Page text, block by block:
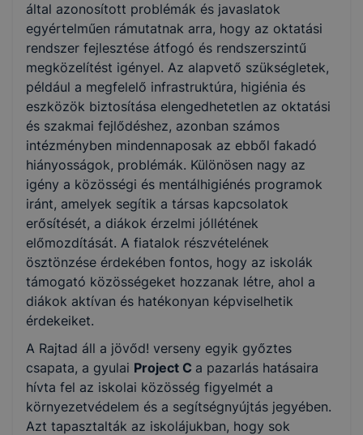
által azonosított problémák és javaslatok
egyértelműen rámutatnak arra, hogy az oktatási
rendszer fejlesztése átfogó és rendszerszintű
megközelítést igényel. Az alapvető szükségletek,
például a megfelelő infrastruktúra, higiénia és
eszközök biztosítása elengedhetetlen az oktatási
és szakmai fejlődéshez, azonban számos
intézményben mindennaposak az ebből fakadó
hiányosságok, problémák. Különösen nagy az
igény a közösségi és mentálhigiénés programok
iránt, amelyek segítik a társas kapcsolatok
erősítését, a diákok érzelmi jóllétének
előmozdítását. A fiatalok részvételének
ösztönzése érdekében fontos, hogy az iskolák
támogató közösségeket hozzanak létre, ahol a
diákok aktívan és hatékonyan képviselhetik
érdekeiket.
A Rajtad áll a jövőd! verseny egyik győztes
csapata, a gyulai Project C a pazarlás hatásaira
hívta fel az iskolai közösség figyelmét a
környezetvédelem és a segítségnyújtás jegyében.
Azt tapasztalták az iskolájukban, hogy sok